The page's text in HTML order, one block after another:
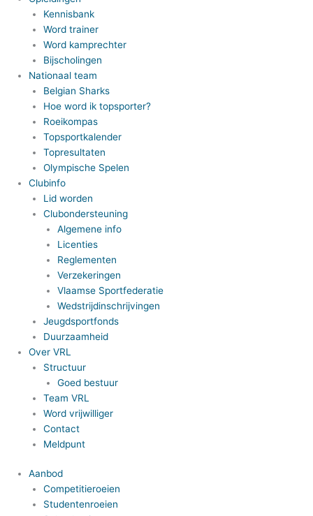
Kennisbank
Word trainer
Word kamprechter
Bijscholingen
Nationaal team
Belgian Sharks
Hoe word ik topsporter?
Roeikompas
Topsportkalender
Topresultaten
Olympische Spelen
Clubinfo
Lid worden
Clubondersteuning
Algemene info
Licenties
Reglementen
Verzekeringen
Vlaamse Sportfederatie
Wedstrijdinschrijvingen
Jeugdsportfonds
Duurzaamheid
Over VRL
Structuur
Goed bestuur
Team VRL
Word vrijwilliger
Contact
Meldpunt
Aanbod
Competitieroeien
Studentenroeien